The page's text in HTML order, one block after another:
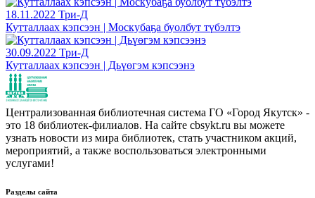
18.11.2022 Три-Д
Кутталлаах кэпсээн | Москубаҕа буолбут түбэлтэ
30.09.2022 Три-Д
Кутталлаах кэпсээн | Дьүөгэм кэпсээнэ
Централизованная библиотечная система ГО «Город Якутск» -
это 18 библиотек-филиалов. На сайте cbsykt.ru вы можете
узнать новости из мира библиотек, стать участником акций,
мероприятий, а также воспользоваться электронными
услугами!
Разделы сайта